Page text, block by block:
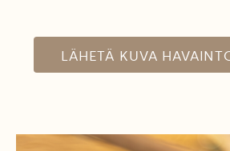
LÄHETÄ KUVA